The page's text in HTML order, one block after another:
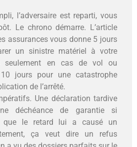
l’adversaire est reparti, vous
Le chrono démarre. L’article
assurances vous donne 5 jours
un sinistre matériel à votre
seulement en cas de vol ou
jours pour une catastrophe
de l’arrêté.
Une déclaration tardive
déchéance de garantie si
que le retard lui a causé un
ça veut dire un refus